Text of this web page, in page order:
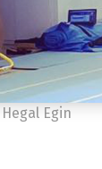
Hegal Egin